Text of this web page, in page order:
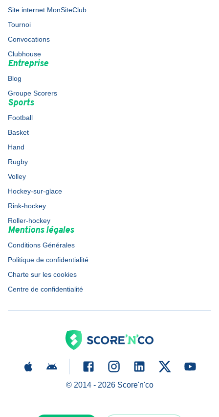
Site internet MonSiteClub
Tournoi
Convocations
Clubhouse
Entreprise
Blog
Groupe Scorers
Sports
Football
Basket
Hand
Rugby
Volley
Hockey-sur-glace
Rink-hockey
Roller-hockey
Mentions légales
Conditions Générales
Politique de confidentialité
Charte sur les cookies
Centre de confidentialité
© 2014 - 2026Score'n'co